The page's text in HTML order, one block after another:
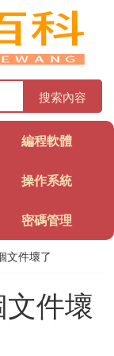
搜索內容
編程軟體
操作系統
密碼管理
文件壞了
件壞